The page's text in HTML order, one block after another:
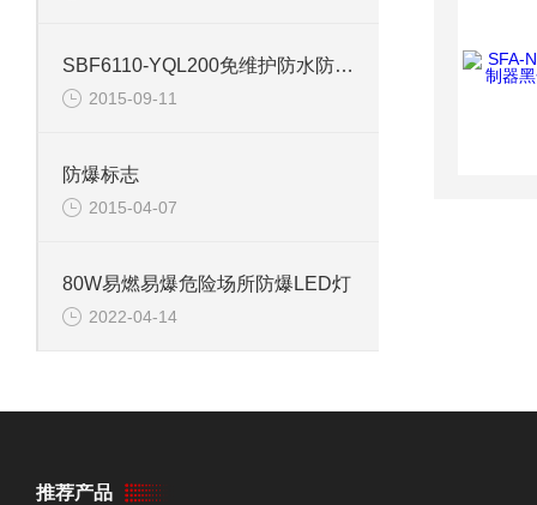
SBF6110-YQL200免维护防水防尘防腐工厂灯说明
2015-09-11
防爆标志
2015-04-07
80W易燃易爆危险场所防爆LED灯
2022-04-14
推荐产品